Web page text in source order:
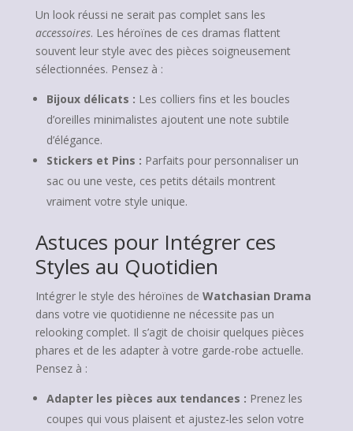
Un look réussi ne serait pas complet sans les
accessoires. Les héroïnes de ces dramas flattent
souvent leur style avec des pièces soigneusement
sélectionnées. Pensez à :
Bijoux délicats : Les colliers fins et les boucles
d’oreilles minimalistes ajoutent une note subtile
d’élégance.
Stickers et Pins : Parfaits pour personnaliser un
sac ou une veste, ces petits détails montrent
vraiment votre style unique.
Astuces pour Intégrer ces
Styles au Quotidien
Intégrer le style des héroïnes de Watchasian Drama
dans votre vie quotidienne ne nécessite pas un
relooking complet. Il s’agit de choisir quelques pièces
phares et de les adapter à votre garde-robe actuelle.
Pensez à :
Adapter les pièces aux tendances : Prenez les
coupes qui vous plaisent et ajustez-les selon votre